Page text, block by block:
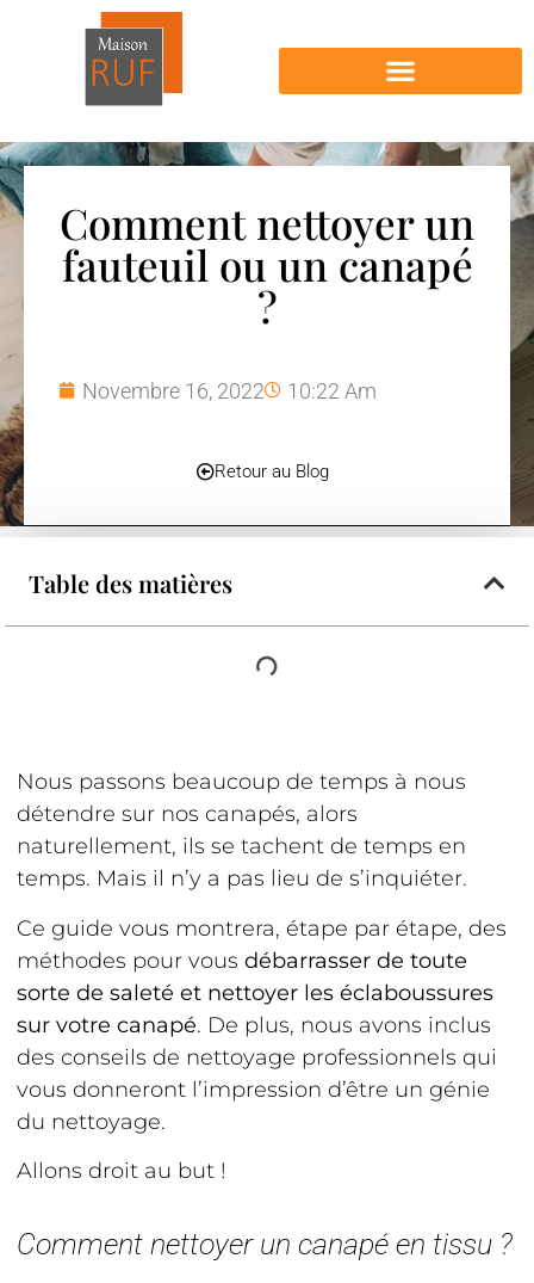
Comment nettoyer un
fauteuil ou un canapé
?
Novembre 16, 2022 10:22 Am
Retour au Blog
Table des matières
Nous passons beaucoup de temps à nous
détendre sur nos canapés, alors
naturellement, ils se tachent de temps en
temps. Mais il n’y a pas lieu de s’inquiéter.
Ce guide vous montrera, étape par étape, des
méthodes pour vousdébarrasser de toute
sorte de saleté et nettoyer les éclaboussures
sur votre canapé. De plus, nous avons inclus
des conseils de nettoyage professionnels qui
vous donneront l’impression d’être un génie
du nettoyage.
Allons droit au but !
Comment nettoyer un canapé en tissu ?